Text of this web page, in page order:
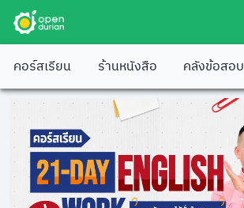
คอร์สเรียน ร้านหนังสือ คลังข้อสอบ